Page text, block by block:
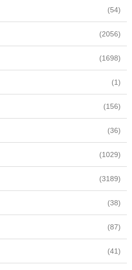
(54)
(2056)
(1698)
(1)
(156)
(36)
(1029)
(3189)
(38)
(87)
(41)